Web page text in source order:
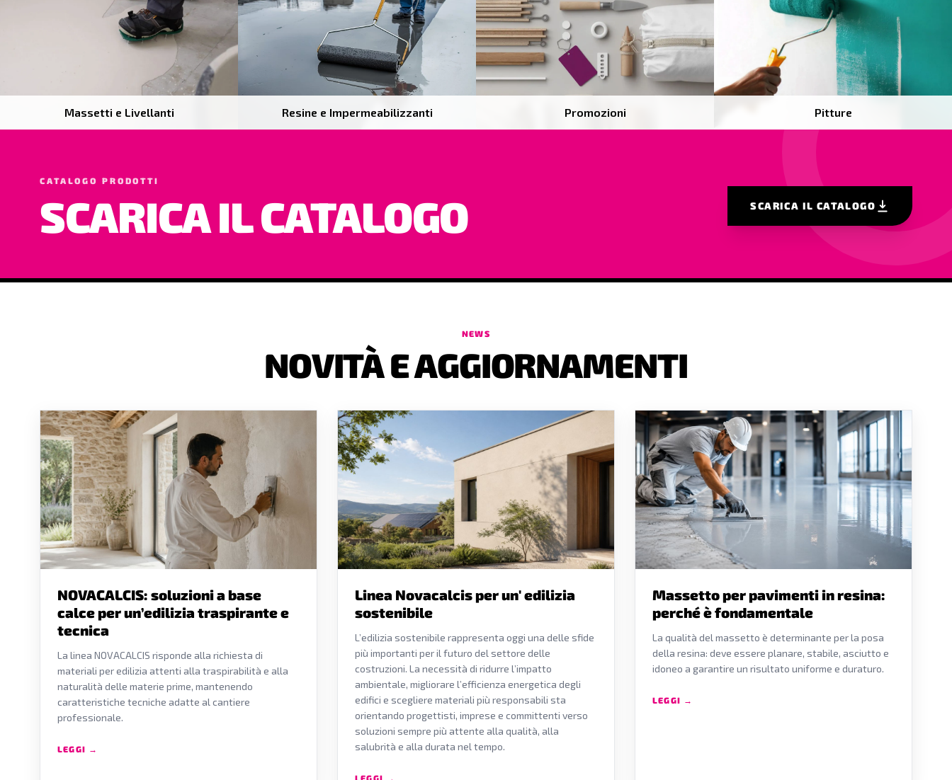
Massetti e Livellanti Resine e Impermeabilizzanti Promozioni Pitture
CATALOGO PRODOTTI
SCARICA IL CATALOGO SCARICA IL CATALOGO
NEWS
NOVITÀ E AGGIORNAMENTI
NOVACALCIS: soluzioni a base
calce per un’edilizia traspirante e
tecnica
La linea NOVACALCIS risponde alla richiesta di
materiali per edilizia attenti alla traspirabilità e alla
naturalità delle materie prime, mantenendo
caratteristiche tecniche adatte al cantiere
professionale.
LEGGI →
Linea Novacalcis per un' edilizia
sostenibile
L’edilizia sostenibile rappresenta oggi una delle sfide
più importanti per il futuro del settore delle
costruzioni. La necessità di ridurre l’impatto
ambientale, migliorare l’efficienza energetica degli
edifici e scegliere materiali più responsabili sta
orientando progettisti, imprese e committenti verso
soluzioni sempre più attente alla qualità, alla
salubrità e alla durata nel tempo.
LEGGI →
Massetto per pavimenti in resina:
perché è fondamentale
La qualità del massetto è determinante per la posa
della resina: deve essere planare, stabile, asciutto e
idoneo a garantire un risultato uniforme e duraturo.
LEGGI →